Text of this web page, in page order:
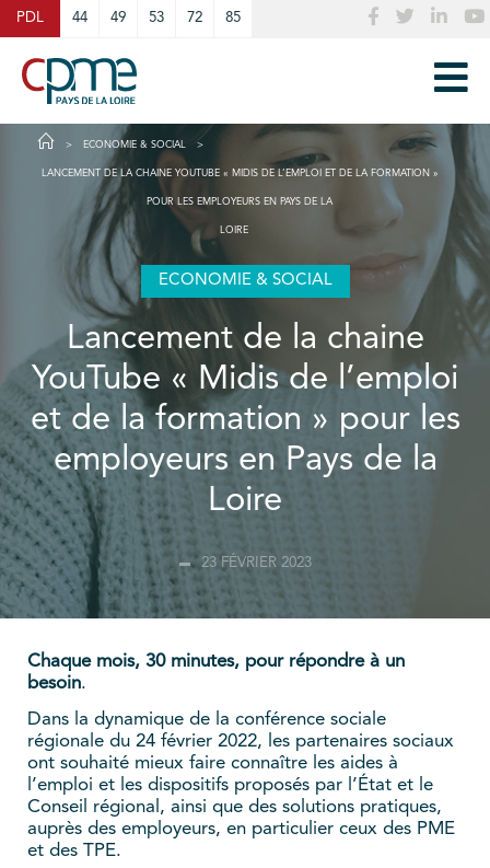
PDL 44 49 53 72 85
ECONOMIE & SOCIAL
LANCEMENT DE LA CHAINE YOUTUBE « MIDIS DE L’EMPLOI ET DE LA FORMATION »
POUR LES EMPLOYEURS EN PAYS DE LA
LOIRE
ECONOMIE & SOCIAL
Lancement de la chaine
YouTube « Midis de l’emploi
et de la formation » pour les
employeurs en Pays de la
Loire
23 FÉVRIER 2023
Chaque mois, 30 minutes, pour répondre à un
besoin.
Dans la dynamique de la conférence sociale
régionale du 24 février 2022, les partenaires sociaux
ont souhaité mieux faire connaître les aides à
l’emploi et les dispositifs proposés par l’État et le
Conseil régional, ainsi que des solutions pratiques,
auprès des employeurs, en particulier ceux des PME
et des TPE.
Cookies management panel